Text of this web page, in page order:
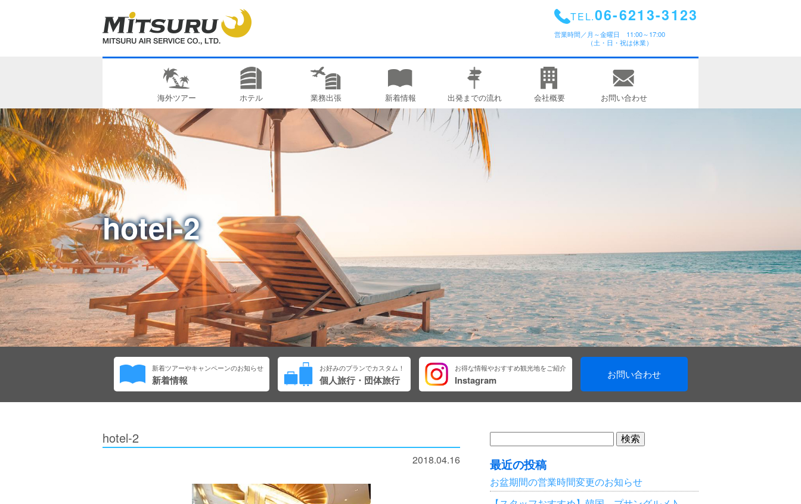
TEL.06-6213-3123
営業時間／ 月～金曜日 11:00～17:00
（土・日・祝は休業）
海外ツアー ホテル 業務出張 新着情報 出発までの流れ 会社概要 お問い合わせ
hotel-2
新着ツアーやキャンペーンのお知らせ
新着情報
お好みのプランでカスタム！
個人旅行・団体旅行
お得な情報やおすすめ観光地をご紹介
Instagram お問い合わせ
hotel-2
2018.04.16
検
索:
最近の投稿
お盆期間の営業時間変更のお知らせ